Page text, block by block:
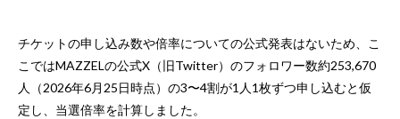
チケットの申し込み数や倍率についての公式発表はないため、こ
こではMAZZELの公式X（旧Twitter）のフォロワー数約253,670
人（2026年6月25日時点）の3〜4割が1人1枚ずつ申し込むと仮
定し、当選倍率を計算しました。